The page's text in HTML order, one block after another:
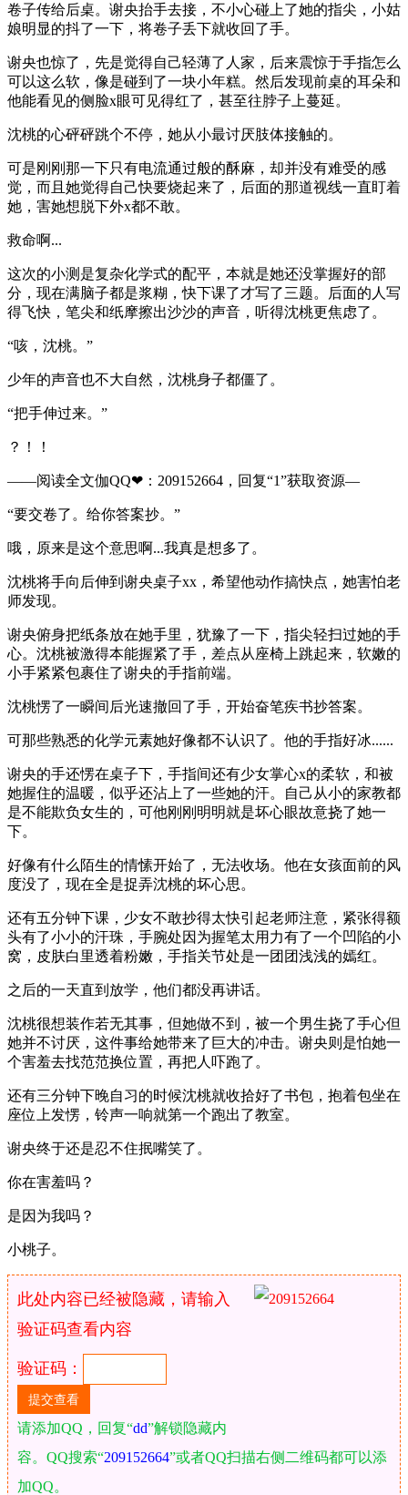
卷子传给后桌。谢央抬手去接，不小心碰上了她的指尖，小姑
娘明显的抖了一下，将卷子丢下就收回了手。
谢央也惊了，先是觉得自己轻薄了人家，后来震惊于手指怎么
可以这么软，像是碰到了一块小年糕。然后发现前桌的耳朵和
他能看见的侧脸x眼可见得红了，甚至往脖子上蔓延。
沈桃的心砰砰跳个不停，她从小最讨厌肢体接触的。
可是刚刚那一下只有电流通过般的酥麻，却并没有难受的感
觉，而且她觉得自己快要烧起来了，后面的那道视线一直盯着
她，害她想脱下外x都不敢。
救命啊...
这次的小测是复杂化学式的配平，本就是她还没掌握好的部
分，现在满脑子都是浆糊，快下课了才写了三题。后面的人写
得飞快，笔尖和纸摩擦出沙沙的声音，听得沈桃更焦虑了。
“咳，沈桃。”
少年的声音也不大自然，沈桃身子都僵了。
“把手伸过来。”
？！！
——阅读全文伽QQ❤：209152664，回复“1”获取资源—​​​​​​​​
“要交卷了。给你答案抄。”
哦，原来是这个意思啊...我真是想多了。
沈桃将手向后伸到谢央桌子xx，希望他动作搞快点，她害怕老
师发现。
谢央俯身把纸条放在她手里，犹豫了一下，指尖轻扫过她的手
心。沈桃被激得本能握紧了手，差点从座椅上跳起来，软嫩的
小手紧紧包裹住了谢央的手指前端。
沈桃愣了一瞬间后光速撤回了手，开始奋笔疾书抄答案。
可那些熟悉的化学元素她好像都不认识了。他的手指好冰......
谢央的手还愣在桌子下，手指间还有少女掌心x的柔软，和被
她握住的温暖，似乎还沾上了一些她的汗。自己从小的家教都
是不能欺负女生的，可他刚刚明明就是坏心眼故意挠了她一
下。
好像有什么陌生的情愫开始了，无法收场。他在女孩面前的风
度没了，现在全是捉弄沈桃的坏心思。
还有五分钟下课，少女不敢抄得太快引起老师注意，紧张得额
头有了小小的汗珠，手腕处因为握笔太用力有了一个凹陷的小
窝，皮肤白里透着粉嫩，手指关节处是一团团浅浅的嫣红。
之后的一天直到放学，他们都没再讲话。
沈桃很想装作若无其事，但她做不到，被一个男生挠了手心但
她并不讨厌，这件事给她带来了巨大的冲击。谢央则是怕她一
个害羞去找范范换位置，再把人吓跑了。
还有三分钟下晚自习的时候沈桃就收拾好了书包，抱着包坐在
座位上发愣，铃声一响就第一个跑出了教室。
谢央终于还是忍不住抿嘴笑了。
你在害羞吗？
是因为我吗？
小桃子。
此处内容已经被隐藏，请输入
验证码查看内容
验证码：
请添加QQ，回复“dd”解锁隐藏内
容。QQ搜索“209152664”或者QQ扫描右侧二维码都可以添
加QQ。